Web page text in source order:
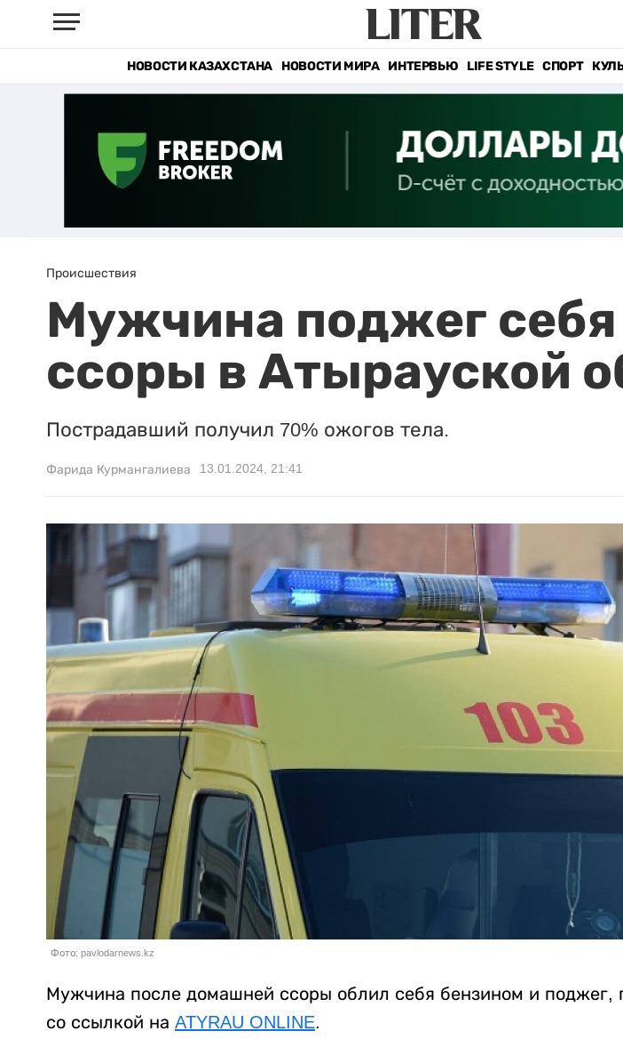
НОВОСТИ КАЗАХСТАНА НОВОСТИ МИРА ИНТЕРВЬЮ LIFE STYLE СПОРТ
Происшествия
Мужчина поджег
ссоры в Атырауской
Пострадавший получил 70% ожогов тела.
Фарида Курмангалиева 13.01.2024, 21:41
Фото: pavlodarnews.kz
Мужчина после домашней ссоры облил себя бензином и поджег,
со ссылкой на ATYRAU ONLINE.